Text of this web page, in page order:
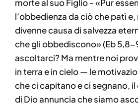
morte al suo Figlio - «Pur
l’obbedienza da ciò che patì
divenne causa di salvezza
che gli obbediscono» (Eb 5,8-
ascoltarci? Ma mentre noi
in terra e in cielo — le
che ci capitano e ci segnano,
di Dio annuncia che siamo